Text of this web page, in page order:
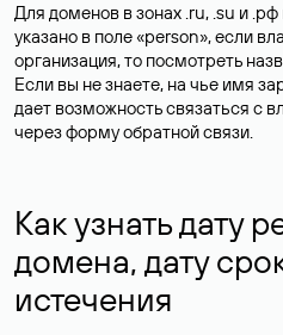
Для доменов в зонах .ru, .su и
указано в поле «person», если
организация, то посмотреть
Если вы не знаете, на чье имя
дает возможность связаться с
через форму обратной связи.
Как узнать дату
домена, дату
истечения